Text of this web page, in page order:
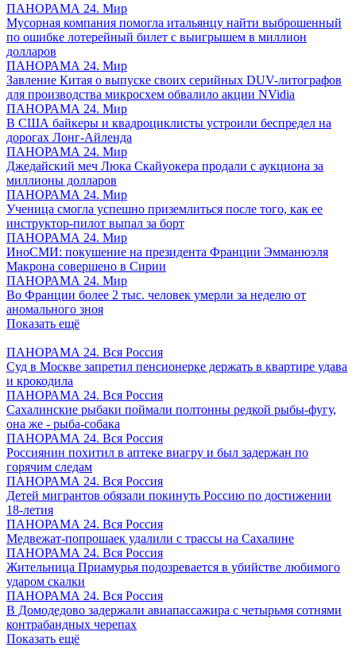
ПАНОРАМА 24. Мир
Мусорная компания помогла итальянцу найти выброшенный
по ошибке лотерейный билет с выигрышем в миллион
долларов
ПАНОРАМА 24. Мир
Завление Китая о выпуске своих серийных DUV-литографов
для производства микросхем обвалило акции NVidia
ПАНОРАМА 24. Мир
В США байкеры и квадроциклисты устроили беспредел на
дорогах Лонг-Айленда
ПАНОРАМА 24. Мир
Джедайский меч Люка Скайуокера продали с аукциона за
миллионы долларов
ПАНОРАМА 24. Мир
Ученица смогла успешно приземлиться после того, как ее
инструктор-пилот выпал за борт
ПАНОРАМА 24. Мир
ИноСМИ: покушение на президента Франции Эмманюэля
Макрона совершено в Сирии
ПАНОРАМА 24. Мир
Во Франции более 2 тыс. человек умерли за неделю от
аномального зноя
Показать ещё
ПАНОРАМА 24. Вся Россия
Суд в Москве запретил пенсионерке держать в квартире удава
и крокодила
ПАНОРАМА 24. Вся Россия
Сахалинские рыбаки поймали полтонны редкой рыбы-фугу,
она же - рыба-собака
ПАНОРАМА 24. Вся Россия
Россиянин похитил в аптеке виагру и был задержан по
горячим следам
ПАНОРАМА 24. Вся Россия
Детей мигрантов обязали покинуть Россию по достижении
18-летия
ПАНОРАМА 24. Вся Россия
Медвежат-попрошаек удалили с трассы на Сахалине
ПАНОРАМА 24. Вся Россия
Жительница Приамурья подозревается в убийстве любимого
ударом скалки
ПАНОРАМА 24. Вся Россия
В Домодедово задержали авиапассажира с четырьмя сотнями
контрабандных черепах
Показать ещё